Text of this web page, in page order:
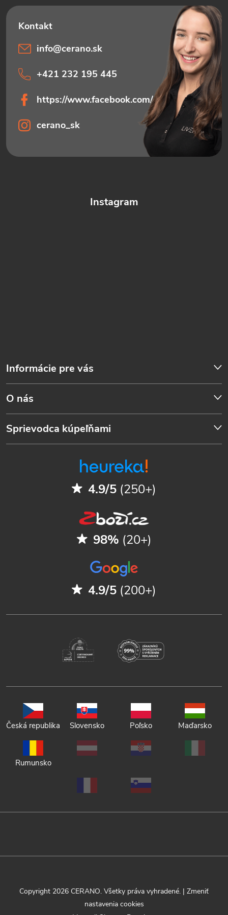
i
e
Instagram
Informácie pre vás
O nás
Sprievodca kúpeľňami
info@cerano.sk
+421 232 195 445
https://www.facebook.com/ceranosk
cerano_sk
4.9/5 (250+)
98% (20+)
4.9/5 (200+)
Česká republika Slovensko Poľsko Maďarsko
Rumunsko
Copyright 2026 CERANO. Všetky práva vyhradené. | Zmeniť
nastavenia cookies